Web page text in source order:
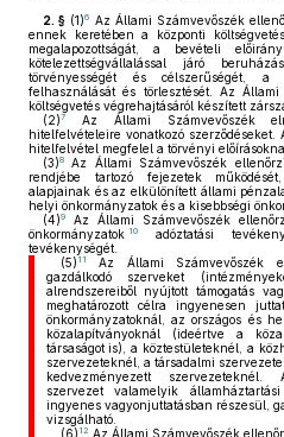
2. § (1)6 Az Állami Számvevőszék
ennek keretében a központi
megalapozottságát, a bevételi
kötelezettségvállalással járó
törvényességét és célszerűségét, a
felhasználását és törlesztését. Az
költségvetés végrehajtásáról készített
(2)7
Az Állami Számvevőszék
hitelfelvételeire vonatkozó
hitelfelvétel megfelel a törvényi
(3)8
Az Állami Számvevőszék
rendjébe tartozó fejezetek
alapjainak és az elkülönített állami
helyi önkormányzatok és a kisebbségi
(4)9
Az Állami Számvevőszék
önkormányzatok 10
adóztatási
tevékenységét.
(5) 11
Az Állami Számvevőszék
gazdálkodó szerveket
alrendszereiből nyújtott támogatás
meghatározott célra ingyenesen
önkormányzatoknál, az országos és
közalapítványoknál (ideértve a
társaságot is), a köztestületeknél, a
szervezeteknél, a társadalmi
kedvezményezett
szervezet valamelyik
ingyenes vagyonjuttatásban részesül,
vizsgálható.
(6) 12 Az Állami Számvevőszék